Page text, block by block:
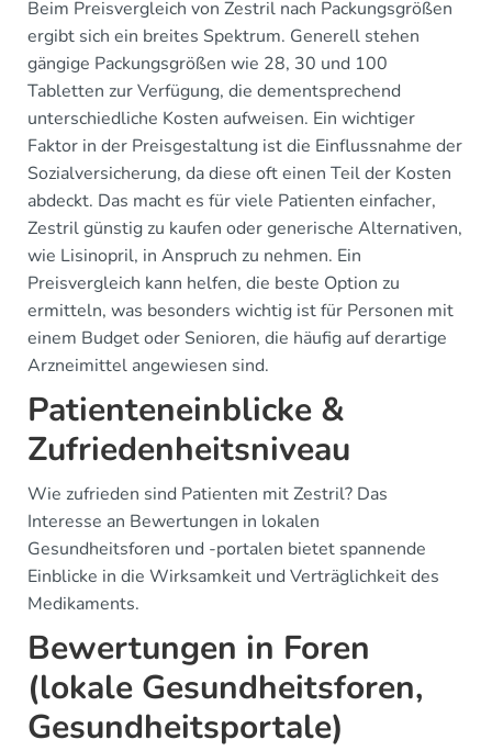
Beim Preisvergleich von Zestril nach Packungsgrößen
ergibt sich ein breites Spektrum. Generell stehen
gängige Packungsgrößen wie 28, 30 und 100
Tabletten zur Verfügung, die dementsprechend
unterschiedliche Kosten aufweisen. Ein wichtiger
Faktor in der Preisgestaltung ist die Einflussnahme der
Sozialversicherung, da diese oft einen Teil der Kosten
abdeckt. Das macht es für viele Patienten einfacher,
Zestril günstig zu kaufen oder generische Alternativen,
wie Lisinopril, in Anspruch zu nehmen. Ein
Preisvergleich kann helfen, die beste Option zu
ermitteln, was besonders wichtig ist für Personen mit
einem Budget oder Senioren, die häufig auf derartige
Arzneimittel angewiesen sind.
Patienteneinblicke &
Zufriedenheitsniveau
Wie zufrieden sind Patienten mit Zestril? Das
Interesse an Bewertungen in lokalen
Gesundheitsforen und -portalen bietet spannende
Einblicke in die Wirksamkeit und Verträglichkeit des
Medikaments.
Bewertungen in Foren
(lokale Gesundheitsforen,
Gesundheitsportale)